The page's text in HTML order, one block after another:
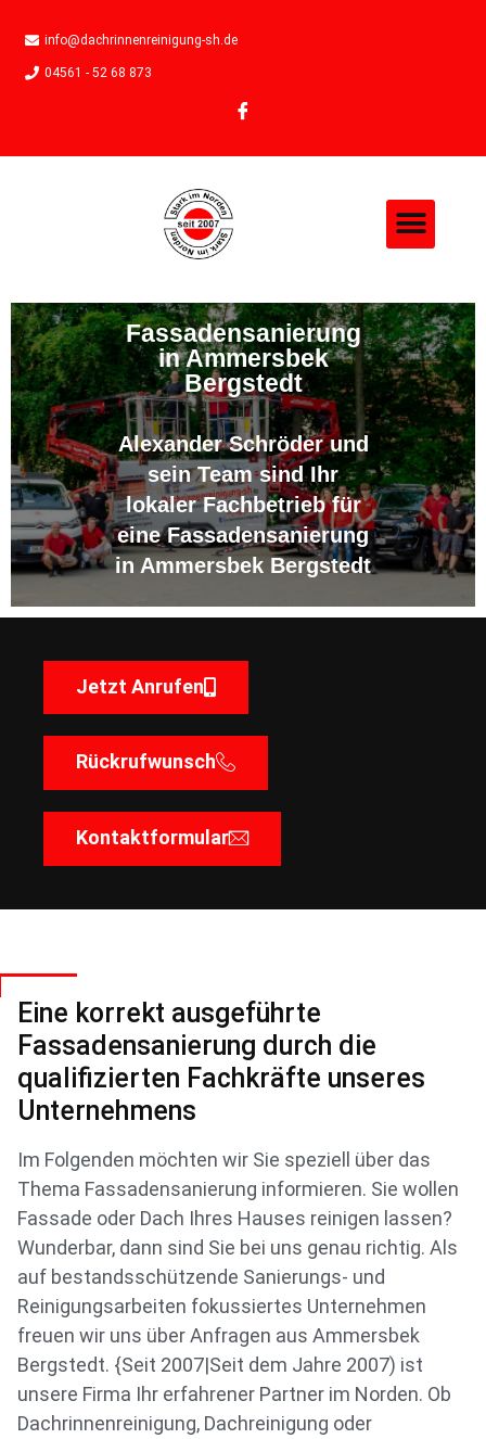
info@dachrinnenreinigung-sh.de
04561 - 52 68 873
Fassadensanierung
in Ammersbek
Bergstedt
Alexander Schröder und
sein Team sind Ihr
lokaler Fachbetrieb für
eine Fassadensanierung
in Ammersbek Bergstedt
Jetzt Anrufen
Rückrufwunsch
Kontaktformular
Eine korrekt ausgeführte
Fassadensanierung durch die
qualifizierten Fachkräfte unseres
Unternehmens
Im Folgenden möchten wir Sie speziell über das
Thema Fassadensanierung informieren. Sie wollen
Fassade oder Dach Ihres Hauses reinigen lassen?
Wunderbar, dann sind Sie bei uns genau richtig. Als
auf bestandsschützende Sanierungs- und
Reinigungsarbeiten fokussiertes Unternehmen
freuen wir uns über Anfragen aus Ammersbek
Bergstedt. {Seit 2007|Seit dem Jahre 2007) ist
unsere Firma Ihr erfahrener Partner im Norden. Ob
Dachrinnenreinigung, Dachreinigung oder